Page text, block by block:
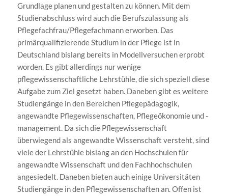
Grundlage planen und gestalten zu können. Mit dem
Studienabschluss wird auch die Berufszulassung als
Pflegefachfrau/Pflegefachmann erworben. Das
primärqualifizierende Studium in der Pflege ist in
Deutschland bislang bereits in Modellversuchen erprobt
worden. Es gibt allerdings nur wenige
pflegewissenschaftliche Lehrstühle, die sich speziell diese
Aufgabe zum Ziel gesetzt haben. Daneben gibt es weitere
Studiengänge in den Bereichen Pflegepädagogik,
angewandte Pflegewissenschaften, Pflegeökonomie und -
management. Da sich die Pflegewissenschaft
überwiegend als angewandte Wissenschaft versteht, sind
viele der Lehrstühle bislang an den Hochschulen für
angewandte Wissenschaft und den Fachhochschulen
angesiedelt. Daneben bieten auch einige Universitäten
Studiengänge in den Pflegewissenschaften an. Offen ist